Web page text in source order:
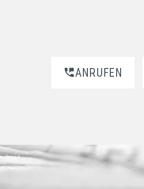
ANRUFEN